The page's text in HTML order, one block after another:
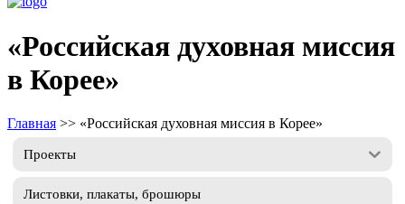
«Российская духовная миссия
в Корее»
Главная >> «Российская духовная миссия в Корее»
Проекты
Листовки, плакаты, брошюры